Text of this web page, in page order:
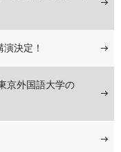
決定！
京外国語大学の